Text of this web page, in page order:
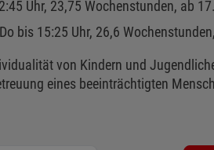
Uhr, 23,75 Wochenstunden, ab
bis 15:25 Uhr, 26,6
von Kindern und
eines beeinträchtigten